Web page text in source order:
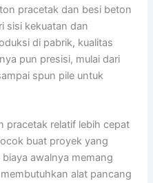
pracetak dan besi beton
sisi kekuatan dan
di pabrik, kualitas
pun presisi, mulai dari
spun pile untuk
pracetak relatif lebih cepat
buat proyek yang
awalnya memang
alat pancang